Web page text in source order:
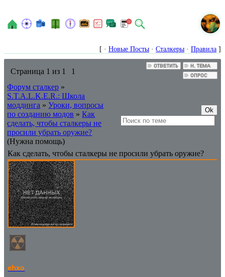
N
[ · Новые Посты · Сталкеры · Правила ]
Страница 1 из 1
1
Форум сталкер »
S.T.A.L.K.E.R.: Школа
моддинга » Уроки, вопросы
по созданию модов » Как
сделать, чтобы сталкеры не
просили убрать оружие?
(Нужна помощь)
Как сделать, чтобы сталкеры не просили убрать оружие?
ehxo